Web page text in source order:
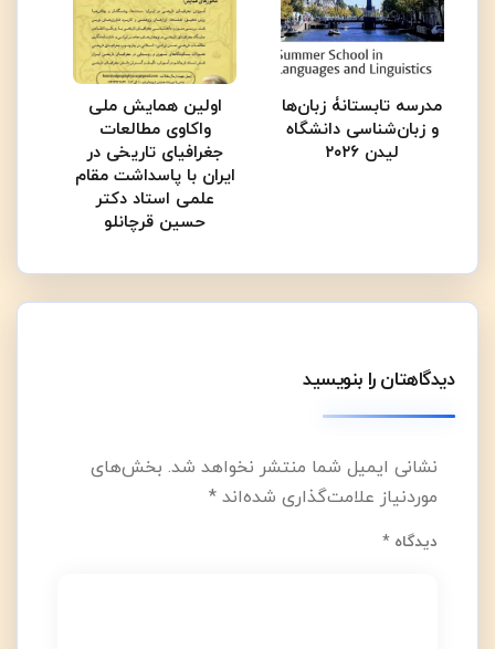
مدرسه تابستانۀ زبان‌ها
و زبان‌شناسی دانشگاه
لیدن ۲۰۲۶
اولین همایش ملی
واکاوی مطالعات
جغرافیای تاریخی در
ایران با پاسداشت مقام
علمی استاد دکتر
حسین قرچانلو
دیدگاهتان را بنویسید
نشانی ایمیل شما منتشر نخواهد شد. بخش‌های
موردنیاز علامت‌گذاری شده‌اند*
دیدگاه*